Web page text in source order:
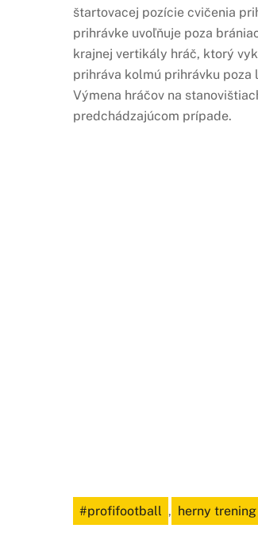
štartovacej pozície cvičenia
prihrávke uvoľňuje poza
krajnej vertikály hráč, ktorý
prihráva kolmú prihrávku
Výmena hráčov na
predchádzajúcom prípade.
#profifootball , herny trening